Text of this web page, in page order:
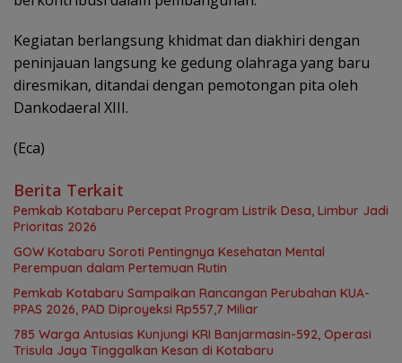
Kegiatan berlangsung khidmat dan diakhiri dengan
peninjauan langsung ke gedung olahraga yang baru
diresmikan, ditandai dengan pemotongan pita oleh
Dankodaeral XIII.
(Eca)
Berita Terkait
Pemkab Kotabaru Percepat Program Listrik Desa, Limbur Jadi
Prioritas 2026
GOW Kotabaru Soroti Pentingnya Kesehatan Mental
Perempuan dalam Pertemuan Rutin
Pemkab Kotabaru Sampaikan Rancangan Perubahan KUA-
PPAS 2026, PAD Diproyeksi Rp557,7 Miliar
785 Warga Antusias Kunjungi KRI Banjarmasin-592, Operasi
Trisula Jaya Tinggalkan Kesan di Kotabaru